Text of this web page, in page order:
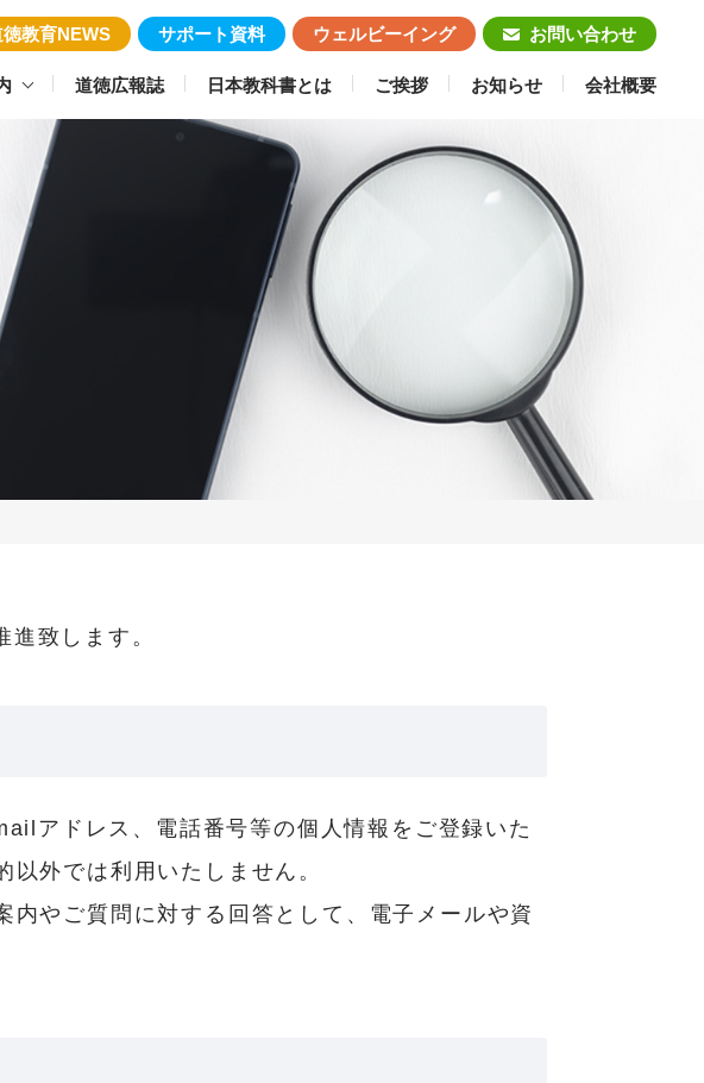
徳教育NEWS サポート資料 ウェルビーイング お問い合わせ
道徳広報誌 日本教科書とは ご挨拶 お知らせ 会社概要
致します。
アドレス、電話番号等の個人情報をご登録いた
外では利用いたしません。
やご質問に対する回答として、電子メールや資